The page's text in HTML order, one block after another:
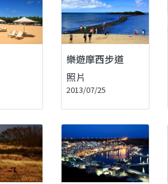
樂遊摩西步道
照片
2013/07/25